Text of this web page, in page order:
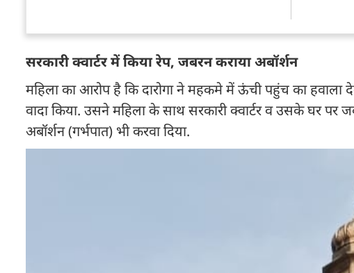
सरकारी क्वार्टर में किया रेप, जबरन कराया अबॉर्शन
महिला का आरोप है कि दारोगा ने महकमे में ऊंची पहुंच का
वादा किया. उसने महिला के साथ सरकारी क्वार्टर व उसके घर पर
अबॉर्शन (गर्भपात) भी करवा दिया.